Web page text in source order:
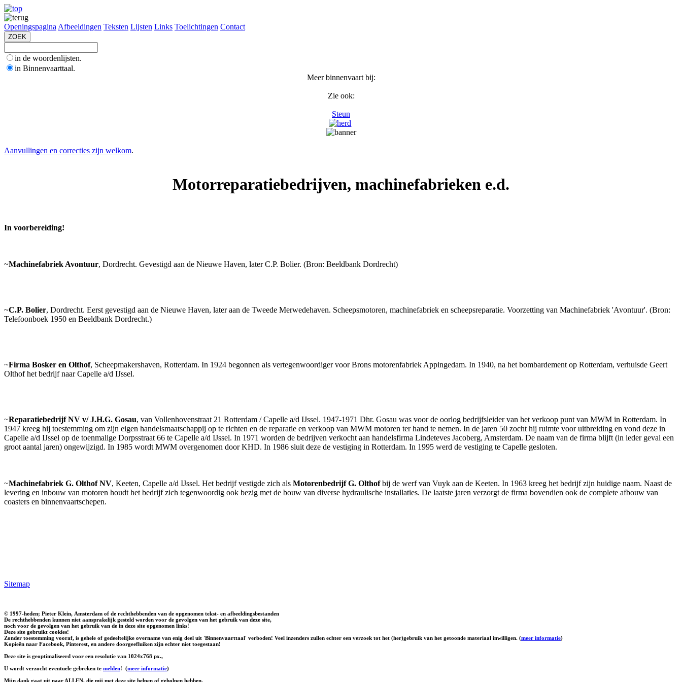
Openingspagina Afbeeldingen Teksten Lijsten Links Toelichtingen Contact
in de woordenlijsten.
in Binnenvaarttaal.
Meer binnenvaart bij:
Zie ook:
Steun
Aanvullingen en correcties zijn welkom.
Motorreparatiebedrijven, machinefabrieken e.d.
In voorbereiding!
~Machinefabriek Avontuur, Dordrecht. Gevestigd aan de Nieuwe Haven, later C.P. Bolier. (Bron: Beeldbank Dordrecht)
~C.P. Bolier, Dordrecht. Eerst gevestigd aan de Nieuwe Haven, later aan de Tweede Merwedehaven. Scheepsmotoren, machinefabriek en scheepsreparatie. Voorzetting van Machinefabriek 'Avontuur'. (Bron:
Telefoonboek 1950 en Beeldbank Dordrecht.)
~Firma Bosker en Olthof, Scheepmakershaven, Rotterdam. In 1924 begonnen als vertegenwoordiger voor Brons motorenfabriek Appingedam. In 1940, na het bombardement op Rotterdam, verhuisde Geert
Olthof het bedrijf naar Capelle a/d IJssel.
~Reparatiebedrijf NV v/ J.H.G. Gosau, van Vollenhovenstraat 21 Rotterdam / Capelle a/d IJssel. 1947-1971 Dhr. Gosau was voor de oorlog bedrijfsleider van het verkoop punt van MWM in Rotterdam. In
1947 kreeg hij toestemming om zijn eigen handelsmaatschappij op te richten en de reparatie en verkoop van MWM motoren ter hand te nemen. In de jaren 50 zocht hij ruimte voor uitbreiding en vond deze in
Capelle a/d IJssel op de toenmalige Dorpsstraat 66 te Capelle a/d IJssel. In 1971 worden de bedrijven verkocht aan handelsfirma Lindeteves Jacoberg, Amsterdam. De naam van de firma blijft (in ieder geval een
groot aantal jaren) ongewijzigd. In 1985 wordt MWM overgenomen door KHD. In 1986 sluit deze de vestiging in Rotterdam. In 1995 werd de vestiging te Capelle gesloten.
~Machinefabriek G. Olthof NV, Keeten, Capelle a/d IJssel. Het bedrijf vestigde zich als Motorenbedrijf G. Olthofbij de werf van Vuyk aan de Keeten. In 1963 kreeg het bedrijf zijn huidige naam. Naast de
levering en inbouw van motoren houdt het bedrijf zich tegenwoordig ook bezig met de bouw van diverse hydraulische installaties. De laatste jaren verzorgt de firma bovendien ook de complete afbouw van
coasters en binnenvaartschepen.
Sitemap
© 1997-heden; Pieter Klein, Amsterdam of de rechthebbenden van de opgenomen tekst- en afbeeldingsbestanden
De rechthebbenden kunnen niet aansprakelijk gesteld worden voor de gevolgen van het gebruik van deze site,
noch voor de gevolgen van het gebruik van de in deze site opgenomen links!
Deze site gebruikt cookies!
Zonder toestemming vooraf, is gehele of gedeeltelijke overname van enig deel uit 'Binnenvaarttaal' verboden! Veel inzenders zullen echter een verzoek tot het (her)gebruik van het getoonde materiaal inwilligen. (meer informatie)
Kopieën naar Facebook, Pinterest, en andere doorgeefluiken zijn echter niet toegestaan!
Deze site is geoptimaliseerd voor een resolutie van 1024x768 px.,
U wordt verzocht eventuele gebreken te melden! (meer informatie)
Mijn dank gaat uit naar ALLEN, die mij met deze site helpen of geholpen hebben.